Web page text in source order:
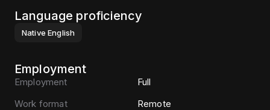
Language proficiency
Native English
Employment
Employment
Full
Work format
Remote